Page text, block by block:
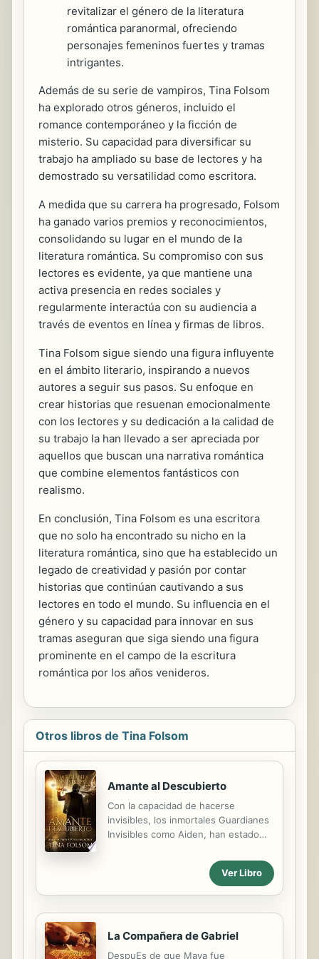
revitalizar el género de la literatura
romántica paranormal, ofreciendo
personajes femeninos fuertes y tramas
intrigantes.
Además de su serie de vampiros, Tina Folsom
ha explorado otros géneros, incluido el
romance contemporáneo y la ficción de
misterio. Su capacidad para diversificar su
trabajo ha ampliado su base de lectores y ha
demostrado su versatilidad como escritora.
A medida que su carrera ha progresado, Folsom
ha ganado varios premios y reconocimientos,
consolidando su lugar en el mundo de la
literatura romántica. Su compromiso con sus
lectores es evidente, ya que mantiene una
activa presencia en redes sociales y
regularmente interactúa con su audiencia a
través de eventos en línea y firmas de libros.
Tina Folsom sigue siendo una figura influyente
en el ámbito literario, inspirando a nuevos
autores a seguir sus pasos. Su enfoque en
crear historias que resuenan emocionalmente
con los lectores y su dedicación a la calidad de
su trabajo la han llevado a ser apreciada por
aquellos que buscan una narrativa romántica
que combine elementos fantásticos con
realismo.
En conclusión, Tina Folsom es una escritora
que no solo ha encontrado su nicho en la
literatura romántica, sino que ha establecido un
legado de creatividad y pasión por contar
historias que continúan cautivando a sus
lectores en todo el mundo. Su influencia en el
género y su capacidad para innovar en sus
tramas aseguran que siga siendo una figura
prominente en el campo de la escritura
romántica por los años venideros.
Otros libros de Tina Folsom
Amante al Descubierto
Con la capacidad de hacerse
invisibles, los inmortales Guardianes
Invisibles como Aiden, han estado
oscuro poder de los Demonios del
Miedo durante siglos. Pero los
lado oscuro. Y la persona que les
Ver Libro
La Compañera de Gabriel
DespuEs de que Maya fue